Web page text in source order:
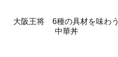
大阪王将 6種の具材を味わう
中華丼